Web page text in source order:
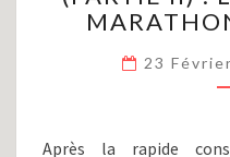
23
Après la rapide